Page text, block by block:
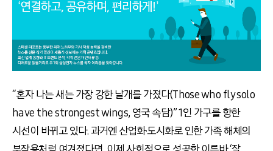
“혼자 나는 새는 가장 강한 날개를 가졌다(Those who fly solo
have the strongest wings, 영국 속담)” 1인 가구를 향한
시선이 바뀌고 있다. 과거엔 산업화·도시화로 인한 가족 해체의